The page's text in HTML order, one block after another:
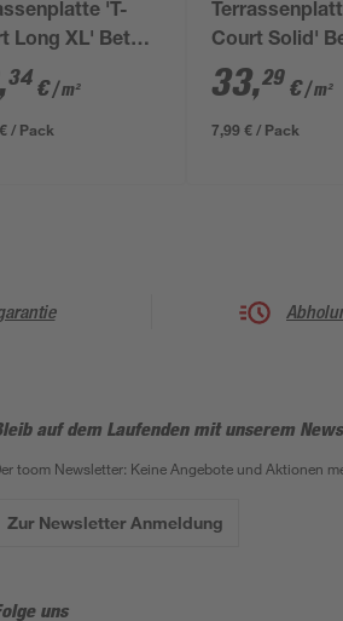
'T-
Long XL' Beton
80
5 cm
,34 €/ m²
/ Pack
Court Solid'
sandstein 60 x
cm
33,29 €/ m²
7,99 € / Pack
auf dem Laufenden mit unserem
toom Newsletter: Keine Angebote und Aktionen
Zur Newsletter Anmeldung
uns